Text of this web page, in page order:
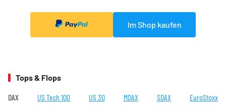
Im Shop kaufen
Tops & Flops
DAX US Tech 100 US 30 MDAX SDAX EuroStoxx